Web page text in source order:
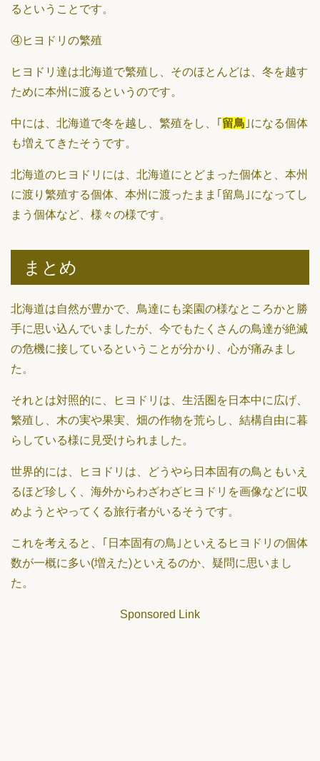
るということです。
④ヒヨドリの繁殖
ヒヨドリ達は北海道で繁殖し、そのほとんどは、冬を越す
ために本州に渡るというのです。
中には、北海道で冬を越し、繁殖をし、｢ 留鳥 ｣になる個体
も増えてきたそうです。
北海道のヒヨドリには、北海道にとどまった個体と、本州
に渡り繁殖する個体、本州に渡ったまま｢留鳥｣になってし
まう個体など、様々の様です。
まとめ
北海道は自然が豊かで、鳥達にも楽園の様なところかと勝
手に思い込んでいましたが、今でもたくさんの鳥達が絶滅
の危機に接しているということが分かり、心が痛みまし
た。
それとは対照的に、ヒヨドリは、生活圏を日本中に広げ、
繁殖し、木の実や果実、畑の作物を荒らし、結構自由に暮
らしている様に見受けられました。
世界的には、ヒヨドリは、どうやら日本固有の鳥ともいえ
るほど珍しく、海外からわざわざヒヨドリを画像などに収
めようとやってくる旅行者がいるそうです。
これを考えると、｢日本固有の鳥｣といえるヒヨドリの個体
数が一概に多い(増えた)といえるのか、疑問に思いまし
た。
Sponsored Link